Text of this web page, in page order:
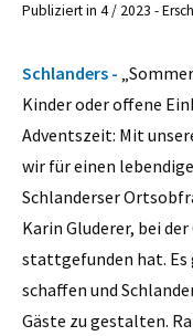
Publiziert in 4 / 2023 -
Schlanders -
Kinder oder offene
Adventszeit: Mit
wir für einen
Schlanderser
Karin Gluderer, bei
stattgefunden hat. Es
schaffen und
Gäste zu gestalten.